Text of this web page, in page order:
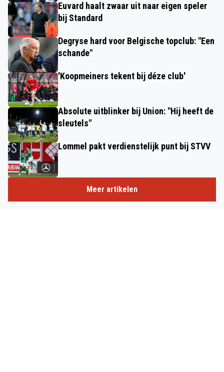
Euvard haalt zwaar uit naar eigen speler
bij Standard
Degryse hard voor Belgische topclub: "Een
schande"
'Koopmeiners tekent bij déze club'
Absolute uitblinker bij Union: "Hij heeft de
sleutels"
Lommel pakt verdienstelijk punt bij STVV
Meer artikelen